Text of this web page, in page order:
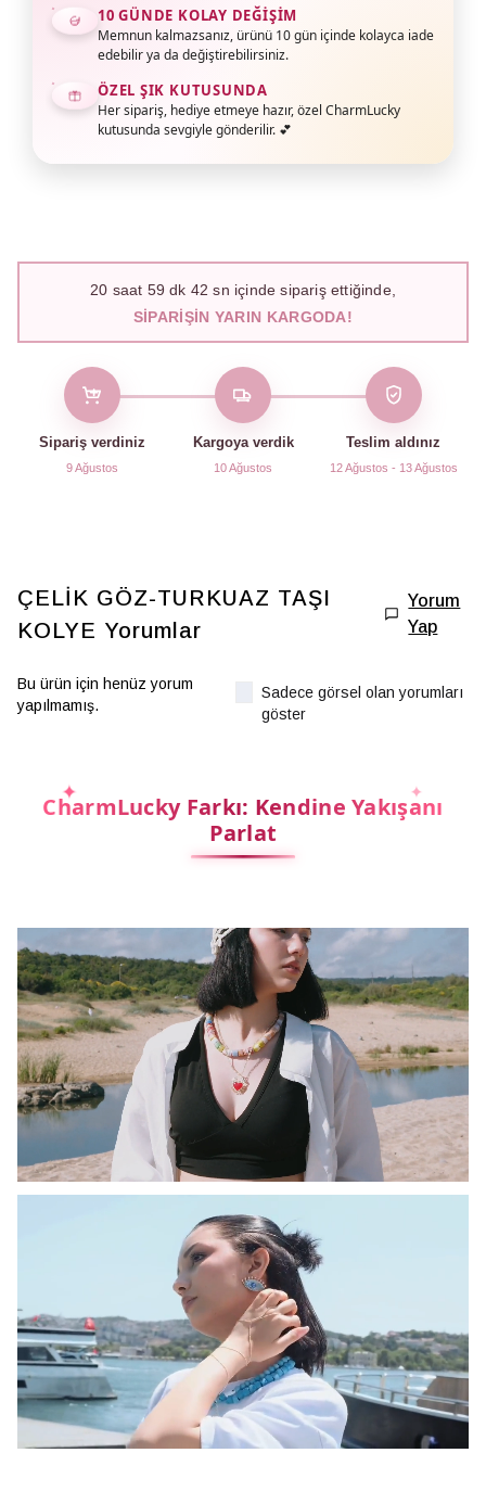
10 GÜNDE KOLAY DEĞIŞIM
Memnun kalmazsanız, ürünü 10 gün içinde kolayca iade
edebilir ya da değiştirebilirsiniz.
ÖZEL ŞIK KUTUSUNDA
Her sipariş, hediye etmeye hazır, özel CharmLucky
kutusunda sevgiyle gönderilir. 💕
20 saat 59 dk 41 sn içinde sipariş ettiğinde,
SIPARIŞIN YARIN KARGODA!
Sipariş verdiniz
9 Ağustos
Kargoya verdik
10 Ağustos
Teslim aldınız
12 Ağustos - 13 Ağustos
ÇELİK GÖZ-TURKUAZ TAŞI
KOLYE Yorumlar
Yorum
Yap
Bu ürün için henüz yorum
yapılmamış.
Sadece görsel olan yorumları
göster
CharmLucky Farkı: Kendine Yakışanı
Parlat